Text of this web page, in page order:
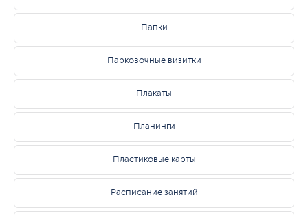
Папки
Парковочные визитки
Плакаты
Планинги
Пластиковые карты
Расписание занятий